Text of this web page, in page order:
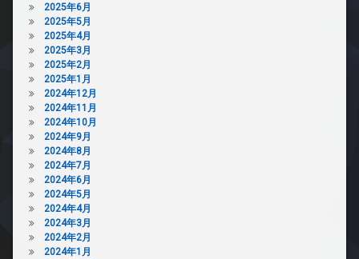
2025年6月
2025年5月
2025年4月
2025年3月
2025年2月
2025年1月
2024年12月
2024年11月
2024年10月
2024年9月
2024年8月
2024年7月
2024年6月
2024年5月
2024年4月
2024年3月
2024年2月
2024年1月